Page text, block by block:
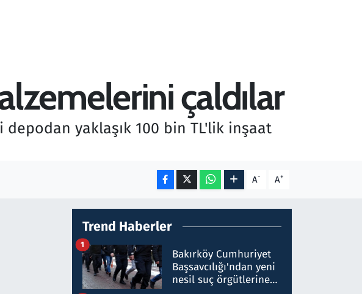
çaldılar
yaklaşık 100 bin TL'lik inşaat
A- A+
Trend Haberler
Bakırköy Cumhuriyet
Başsavcılığı'ndan yeni
nesil suç örgütlerine
1